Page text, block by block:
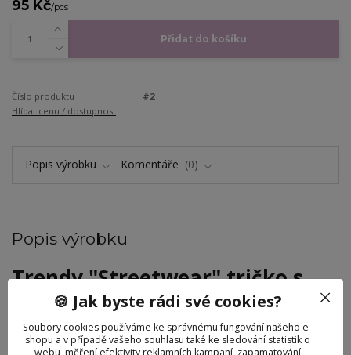
95 Kč/pcs
Přidat do košíku
Číslo produktu
#2
Hlídat cenu / dostupnost
Popis výrobku Komentáře 0
Popis výrobku
Trendy "Streetwear" tričko s
motivem včely – UNISEX
Dopřejte svým panenkám styl, který hýbe světem módy!Toto
ikonické bílé tričko s výrazným pruhem a zlatou aplikací včely je
🍪 Jak byste rádi své cookies?
Soubory cookies používáme ke správnému fungování našeho e-
shopu a v případě vašeho souhlasu také ke sledování statistik o